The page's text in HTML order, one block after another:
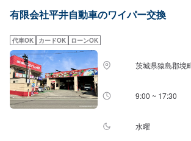
ります。納期は前後する場合がございます。予めご了
※代車の燃料代はお客様にご負担いただいております。
受付方法-----入庫の際はお気をつけてお越しください。
前の空いているスペースに駐車してください。受付は
で予約しました」とお伝えください。ご案内いたしま
間】定休日：日曜日、祝日営業時間：8:30~17:30
有限会社平井自動車のワイパー交換
代車OK カードOK ローンOK
茨城県猿島郡境
9:00 ~ 17:30
水曜